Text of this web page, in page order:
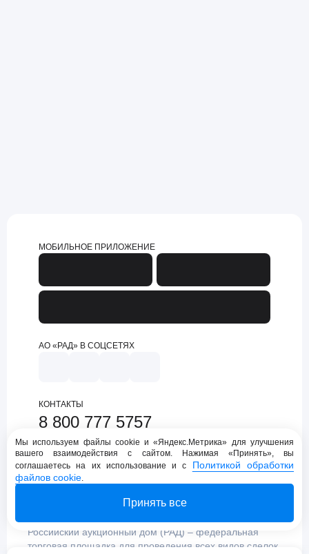
МОБИЛЬНОЕ ПРИЛОЖЕНИЕ
АО «РАД» В СОЦСЕТЯХ
КОНТАКТЫ
8 800 777 5757
support@lot-online.ru
Техническая поддержка
Российский аукционный дом (РАД) – федеральная
торговая площадка для проведения всех видов сделок
Мы используем файлы cookie и «Яндекс.Метрика» для улучшения
вашего взаимодействия с сайтом. Нажимая «Принять», вы
соглашаетесь на их использование и с Политикой обработки
файлов cookie.
Принять все